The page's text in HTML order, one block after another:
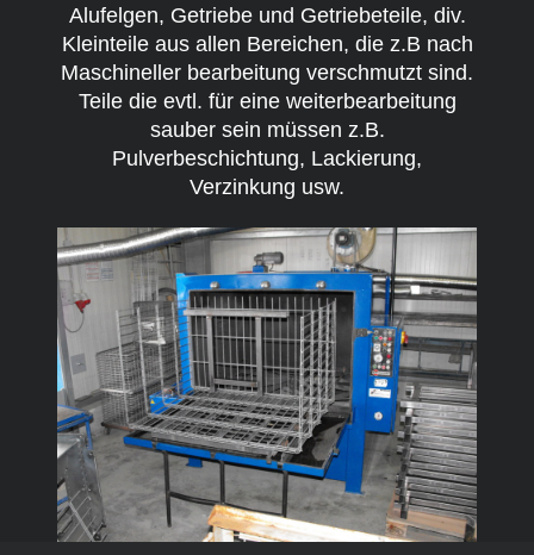
Alufelgen, Getriebe und Getriebeteile, div.
Kleinteile aus allen Bereichen, die z.B nach
Maschineller bearbeitung verschmutzt sind.
Teile die evtl. für eine weiterbearbeitung
sauber sein müssen z.B.
Pulverbeschichtung, Lackierung,
Verzinkung usw.